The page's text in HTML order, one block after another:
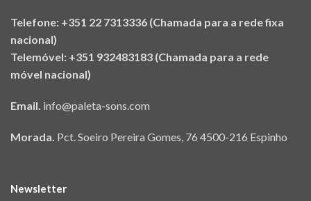
Telefone: +351 22 7313336 (Chamada para a rede fixa
nacional)
Telemóvel: +351 932483183 (Chamada para a rede
móvel nacional)
Email. info@paleta-sons.com
Morada. Pct. Soeiro Pereira Gomes, 76 4500-216 Espinho
Newsletter